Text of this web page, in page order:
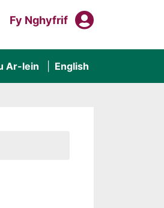
Mewngofnodi I
Fy Nghyfrif Fy
Ar-lein English